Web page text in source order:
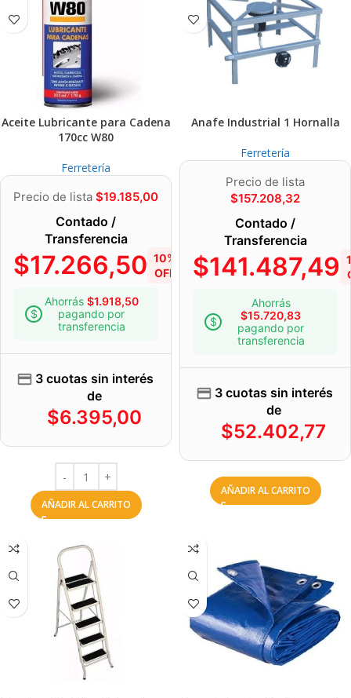
Aceite Lubricante para Cadena
170cc W80
Ferretería
Precio de lista $19.185,00
Contado /
Transferencia
$17.266,50 10%
OFF
Ahorrás $1.918,50
pagando por
transferencia
3 cuotas sin interés
de
$6.395,00
AÑADIR AL CARRITO
Anafe Industrial 1 Hornalla
Ferretería
Precio de lista
$157.208,32
Contado /
Transferencia
$141.487,49
Ahorrás
$15.720,83
pagando por
transferencia
3 cuotas sin interés
de
$52.402,77
AÑADIR AL CARRITO